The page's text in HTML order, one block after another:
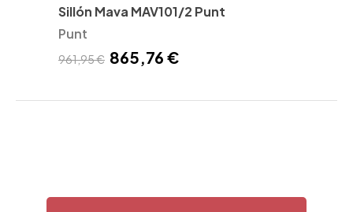
Sillón Mava MAV101/2 Punt
Punt
961,95 € 865,76 €